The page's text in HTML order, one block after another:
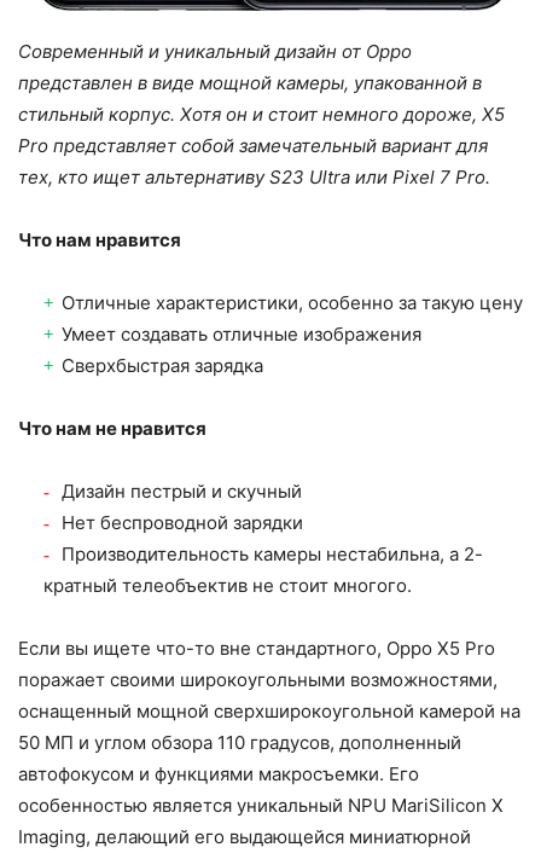
Современный и уникальный дизайн от Oppo
представлен в виде мощной камеры, упакованной в
стильный корпус. Хотя он и стоит немного дороже, X5
Pro представляет собой замечательный вариант для
тех, кто ищет альтернативу S23 Ultra или Pixel 7 Pro.
Что нам нравится
Отличные характеристики, особенно за такую ​​цену
Умеет создавать отличные изображения
Сверхбыстрая зарядка
Что нам не нравится
Дизайн пестрый и скучный
Нет беспроводной зарядки
Производительность камеры нестабильна, а 2-
кратный телеобъектив не стоит многого.
Если вы ищете что-то вне стандартного, Oppo X5 Pro
поражает своими широкоугольными возможностями,
оснащенный мощной сверхширокоугольной камерой на
50 МП и углом обзора 110 градусов, дополненный
автофокусом и функциями макросъемки. Его
особенностью является уникальный NPU MariSilicon X
Imaging, делающий его выдающейся миниатюрной